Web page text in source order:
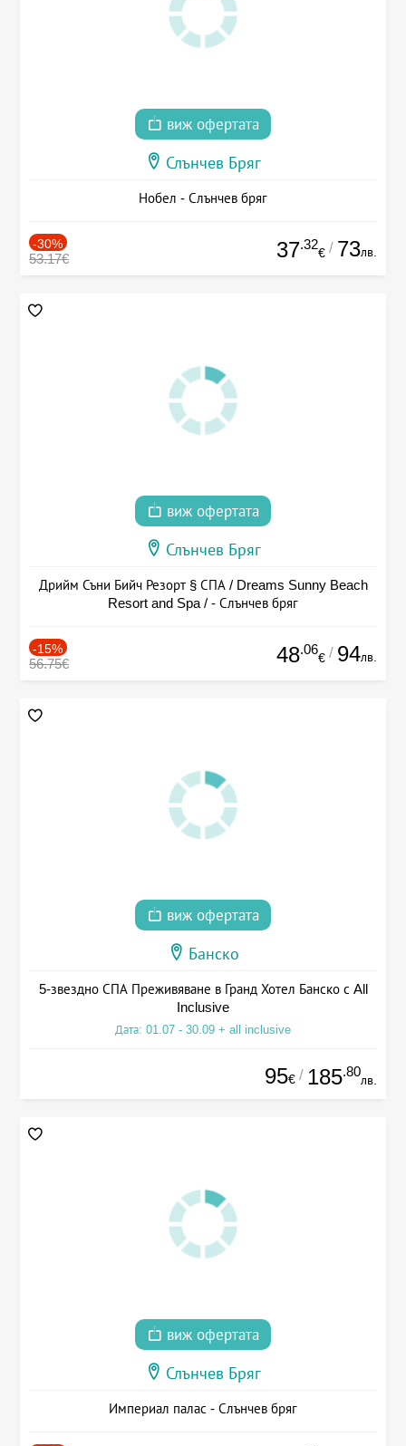
виж офертата
Слънчев Бряг
Нобел - Слънчев бряг
-30%
53.17€ 37.32
€ / 73лв.
виж офертата
Слънчев Бряг
Дрийм Съни Бийч Резорт § СПА / Dreams Sunny Beach
Resort and Spa / - Слънчев бряг
-15%
56.75€ 48.06
€ / 94лв.
виж офертата
Банско
5-звездно СПА Преживяване в Гранд Хотел Банско с All
Inclusive
Дата: 01.07 - 30.09 + all inclusive
95€ / 185.80
лв.
виж офертата
Слънчев Бряг
Империал палас - Слънчев бряг